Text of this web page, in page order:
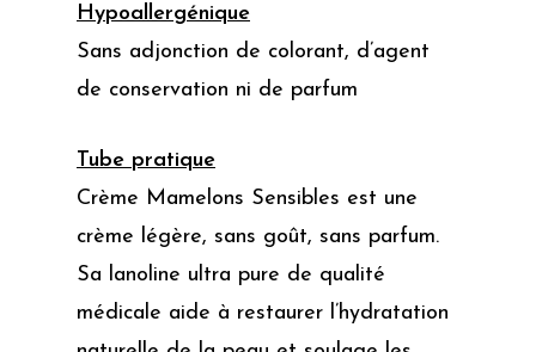
Hypoallergénique
Sans adjonction de colorant, d’agent
de conservation ni de parfum
Tube pratique
Crème Mamelons Sensibles est une
crème légère, sans goût, sans parfum.
Sa lanoline ultra pure de qualité
médicale aide à restaurer l’hydratation